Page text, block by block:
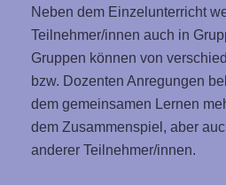
Neben dem Einzelunterricht
Teilnehmer/innen auch in
Gruppen können von
bzw. Dozenten Anregungen
dem gemeinsamen Lernen
dem Zusammenspiel, aber
anderer Teilnehmer/innen.